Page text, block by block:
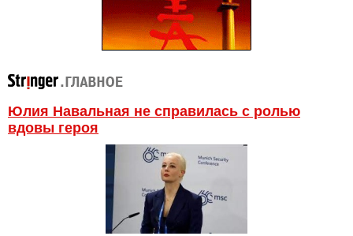
Юлия Навальная не справилась с ролью
вдовы героя